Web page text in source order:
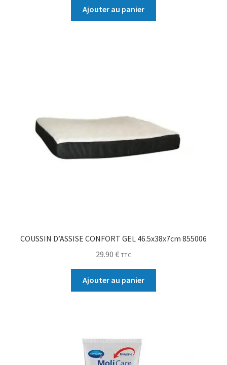
Ajouter au panier
COUSSIN D’ASSISE CONFORT GEL 46.5x38x7cm 855006
29.90 € TTC
Ajouter au panier